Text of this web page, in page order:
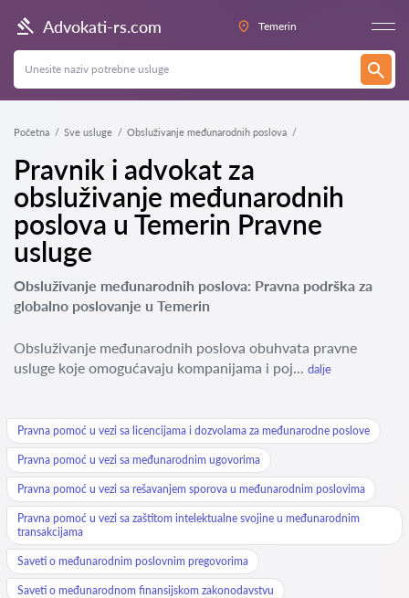
Advokati-rs.com Temerin
Početna Sve usluge Obsluživanje međunarodnih poslova
Pravnik i advokat za
obsluživanje međunarodnih
poslova u Temerin Pravne
usluge
Obsluživanje međunarodnih poslova: Pravna podrška za
globalno poslovanje u Temerin
Obsluživanje međunarodnih poslova obuhvata pravne
usluge koje omogućavaju kompanijama i poj... dalje
Pravna pomoć u vezi sa licencijama i dozvolama za međunarodne poslove
Pravna pomoć u vezi sa međunarodnim ugovorima
Pravna pomoć u vezi sa rešavanjem sporova u međunarodnim poslovima
Pravna pomoć u vezi sa zaštitom intelektualne svojine u međunarodnim
transakcijama
Saveti o međunarodnim poslovnim pregovorima
Saveti o međunarodnom finansijskom zakonodavstvu